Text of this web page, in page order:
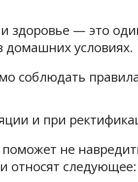
здоровье — это
домашних условиях.
соблюдать
и при
не
относят следующее: